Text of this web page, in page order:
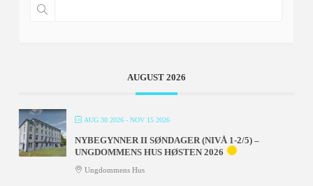
AUGUST 2026
AUG 30 2026- NOV 15 2026
NYBEGYNNER II SØNDAGER (NIVÅ 1-2/5) –
UNGDOMMENS HUS HØSTEN 2026
Ungdommens Hus